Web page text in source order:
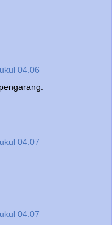
04.06
04.07
04.07